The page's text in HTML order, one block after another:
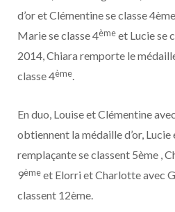
d’or et Clémentine se classe
Marie se classe 4èmeet Lucie se
2014, Chiara remporte le
classe 4ème.
En duo, Louise et Clémentine
obtiennent la médaille d’or,
remplaçante se classent 5ème ,
9èmeet Elorri et Charlotte avec
classent 12ème.